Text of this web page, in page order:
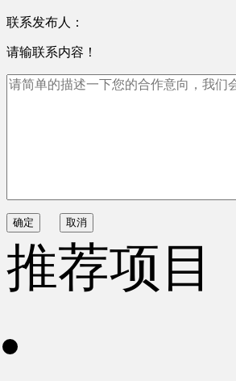
联系发布人：
请输联系内容！
确定 取消
推荐项目